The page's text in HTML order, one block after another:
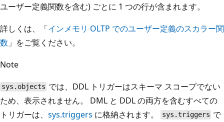
ユーザー定義関数を含む) ごとに 1 つの行が含まれます。
詳しくは、「インメモリ OLTP でのユーザー定義のスカラー関
数 」をご覧ください。
Note
sys.objects では、DDL トリガーはスキーマ スコープでない
ため、表示されません。 DML と DDL の両方を含むすべての
トリガーは、 sys.triggers に格納されます。 sys.triggers で